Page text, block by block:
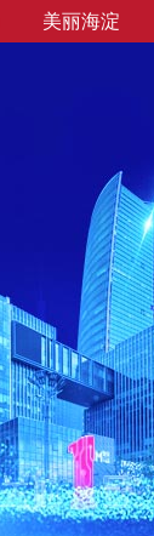
美丽海淀